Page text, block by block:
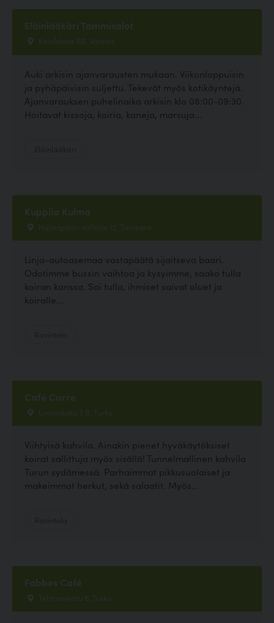
Eläinlääkäri Tammisalot
Koivikkotie 6B, Vantaa
Auki arkisin ajanvarausten mukaan. Viikonloppuisin
ja pyhäpäivisin suljettu. Tekevät myös kotikäyntejä.
Ajanvarauksen puhelinaika arkisin klo 08:00-09:30.
Hoitavat kissoja, koiria, kaneja, marsuja...
Kuppila Kulma
Hatanpään valtatie 12, Tampere
Linja-autoasemaa vastapäätä sijaitseva baari.
Odotimme bussin vaihtoa ja kysyimme, saako tulla
koiran kanssa. Sai tulla, ihmiset saivat oluet ja
koiralle...
Café Carre
Linnankatu 3 B, Turku
Viihtyisä kahvila. Ainakin pienet hyväkäytöksiset
koirat sallittuja myös sisällä! Tunnelmallinen kahvila
Turun sydämessä. Parhaimmat pikkusuolaiset ja
makeimmat herkut, sekä salaatit. Myös...
Fabbes Café
Tehtaankatu 6, Turku